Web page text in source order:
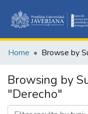
Home Browse by
Browsing by
"Derecho"